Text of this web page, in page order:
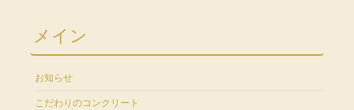
メイン
お知らせ
こだわりのコンクリート